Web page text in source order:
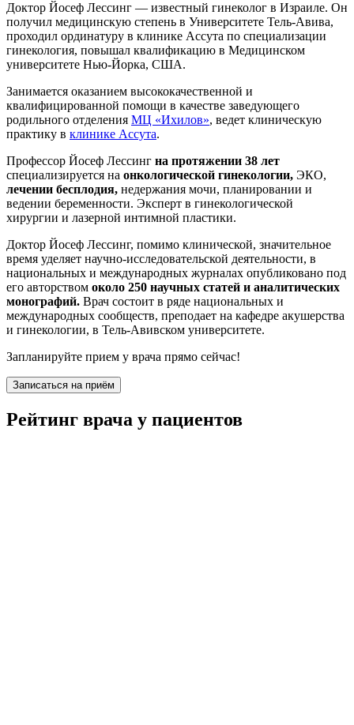
Доктор Йосеф Лессинг — известный гинеколог в Израиле. Он
получил медицинскую степень в Университете Тель-Авива,
проходил ординатуру в клинике Ассута по специализации
гинекология, повышал квалификацию в Медицинском
университете Нью-Йорка, США.
Занимается оказанием высококачественной и
квалифицированной помощи в качестве заведующего
родильного отделения МЦ «Ихилов», ведет клиническую
практику в клинике Ассута.
Профессор Йосеф Лессинг на протяжении 38 лет
специализируется на онкологической гинекологии, ЭКО,
лечении бесплодия, недержания мочи, планировании и
ведении беременности. Эксперт в гинекологической
хирургии и лазерной интимной пластики.
Доктор Йосеф Лессинг, помимо клинической, значительное
время уделяет научно-исследовательской деятельности, в
национальных и международных журналах опубликовано под
его авторством около 250 научных статей и аналитических
монографий. Врач состоит в ряде национальных и
международных сообществ, преподает на кафедре акушерства
и гинекологии, в Тель-Авивском университете.
Запланируйте прием у врача прямо сейчас!
Записаться на приём
Рейтинг врача у пациентов